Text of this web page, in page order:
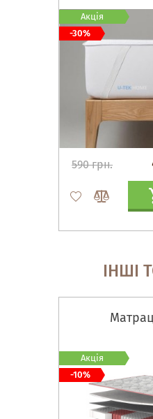
590 грн.
Акція
-30%
ІНШІ
Акція
-10%